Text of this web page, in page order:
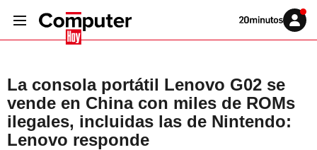
Volver
Iniciar
sesión
La consola portátil Lenovo G02 se
vende en China con miles de ROMs
ilegales, incluidas las de Nintendo:
Lenovo responde